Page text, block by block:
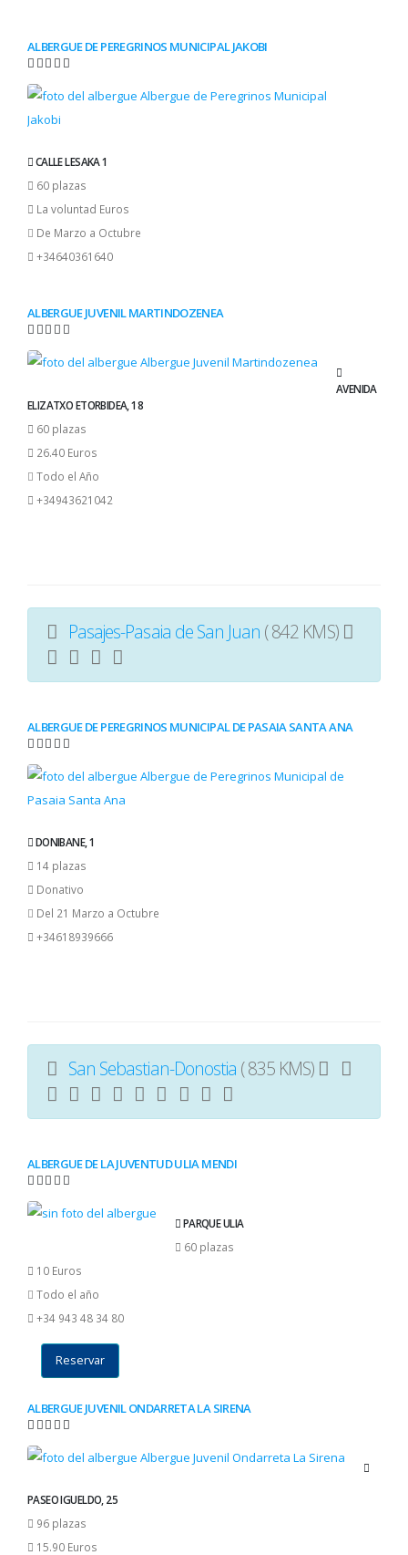
ALBERGUE DE PEREGRINOS MUNICIPAL JAKOBI
CALLE LESAKA 1
60 plazas
La voluntad Euros
De Marzo a Octubre
+34640361640
ALBERGUE JUVENIL MARTINDOZENEA
AVENIDA
ELIZATXO ETORBIDEA, 18
60 plazas
26.40 Euros
Todo el Año
+34943621042
Pasajes-Pasaia de San Juan ( 842 KMS)
ALBERGUE DE PEREGRINOS MUNICIPAL DE PASAIA SANTA ANA
DONIBANE, 1
14 plazas
Donativo
Del 21 Marzo a Octubre
+34618939666
San Sebastian-Donostia ( 835 KMS)
ALBERGUE DE LA JUVENTUD ULIA MENDI
PARQUE ULIA
60 plazas
10 Euros
Todo el año
+34 943 48 34 80
Reservar
ALBERGUE JUVENIL ONDARRETA LA SIRENA
PASEO IGUELDO, 25
96 plazas
15.90 Euros